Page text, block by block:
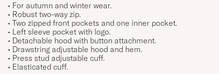
• For autumn and winter wear.
• Robust two-way zip.
• Two zipped front pockets and one inner pocket.
• Left sleeve pocket with logo.
• Detachable hood with button attachment.
• Drawstring adjustable hood and hem.
• Press stud adjustable cuff.
• Elasticated cuff.